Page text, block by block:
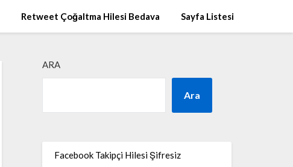
Retweet Çoğaltma Hilesi Bedava Sayfa Listesi
ARA
Ara
Facebook Takipçi Hilesi Şifresiz